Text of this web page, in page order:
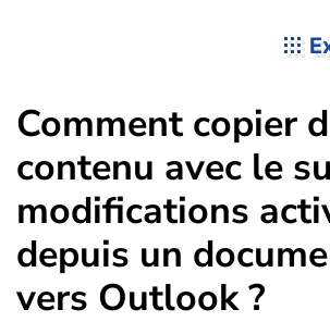
Comment copier
contenu avec le
modifications
depuis un
vers Outlook ?